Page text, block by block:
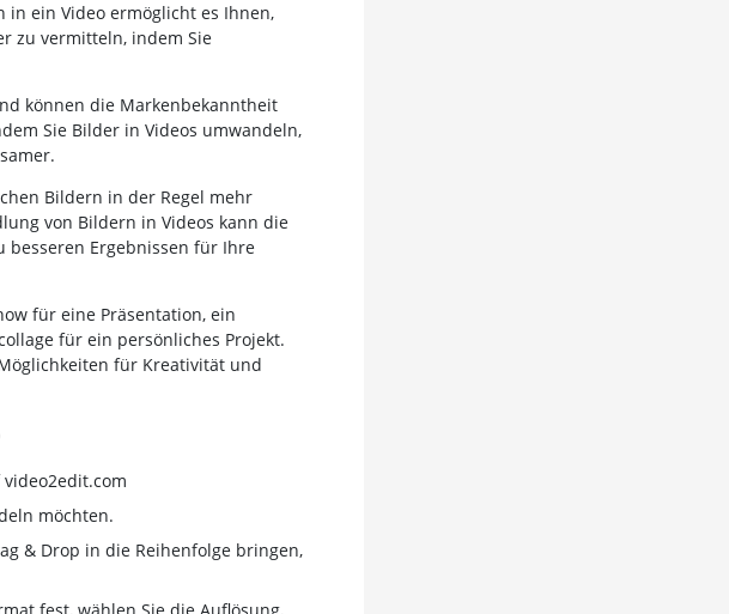
in ein Video ermöglicht es Ihnen,
zu vermitteln, indem Sie
können die Markenbekanntheit
Sie Bilder in Videos umwandeln,
Bildern in der Regel mehr
von Bildern in Videos kann die
Ergebnissen für Ihre
für eine Präsentation, ein
für ein persönliches Projekt.
für Kreativität und
möchten.
& Drop in die Reihenfolge bringen,